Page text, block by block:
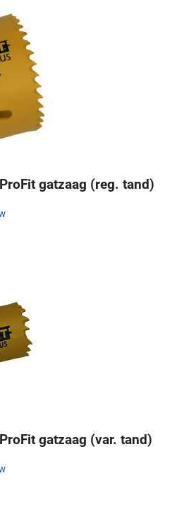
gatzaag (reg. tand)
gatzaag (var. tand)